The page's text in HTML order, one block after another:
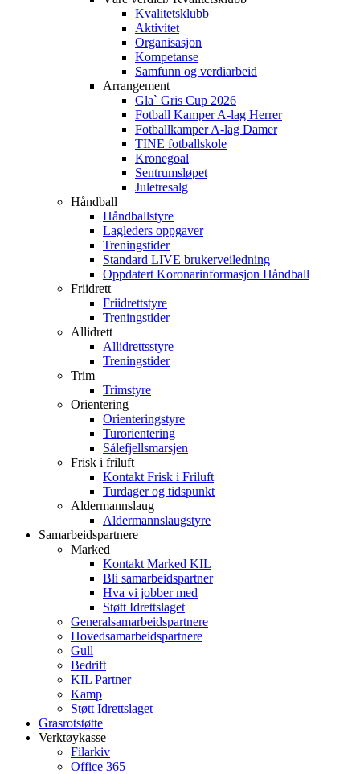
Kvalitetsklubb
Aktivitet
Organisasjon
Kompetanse
Samfunn og verdiarbeid
Arrangement
Gla` Gris Cup 2026
Fotball Kamper A-lag Herrer
Fotballkamper A-lag Damer
TINE fotballskole
Kronegoal
Sentrumsløpet
Juletresalg
Håndball
Håndballstyre
Lagleders oppgaver
Treningstider
Standard LIVE brukerveiledning
Oppdatert Koronarinformasjon Håndball
Friidrett
Friidrettstyre
Treningstider
Allidrett
Allidrettsstyre
Treningstider
Trim
Trimstyre
Orientering
Orienteringstyre
Turorientering
Sålefjellsmarsjen
Frisk i friluft
Kontakt Frisk i Friluft
Turdager og tidspunkt
Aldermannslaug
Aldermannslaugstyre
Samarbeidspartnere
Marked
Kontakt Marked KIL
Bli samarbeidspartner
Hva vi jobber med
Støtt Idrettslaget
Generalsamarbeidspartnere
Hovedsamarbeidspartnere
Gull
Bedrift
KIL Partner
Kamp
Støtt Idrettslaget
Grasrotstøtte
Verktøykasse
Filarkiv
Office 365